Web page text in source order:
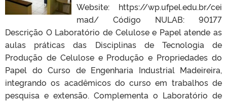
Website: https://wp.ufpel.edu.br/cei
mad/ Código NULAB: 90177
Descrição O Laboratório de Celulose e Papel atende as
aulas práticas das Disciplinas de Tecnologia de
Produção de Celulose e Produção e Propriedades do
Papel do Curso de Engenharia Industrial Madeireira,
integrando os acadêmicos do curso em trabalhos de
pesquisa e extensão. Complementa o Laboratório de